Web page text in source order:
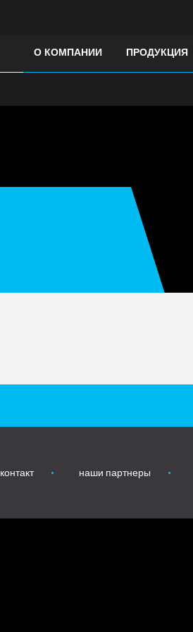
О КОМПАНИИ ПРОДУКЦИЯ
контакт наши партнеры